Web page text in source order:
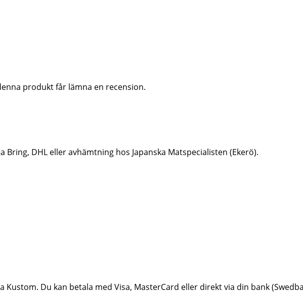
produkt får lämna en recension.
Bring, DHL eller avhämtning hos Japanska Matspecialisten (Ekerö).
Du kan betala med Visa, MasterCard eller direkt via din bank